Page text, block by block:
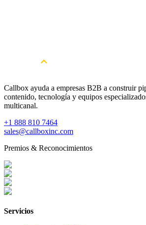
Callbox ayuda a empresas B2B a construir
contenido, tecnología y equipos
multicanal.
+1 888 810 7464
sales@callboxinc.com
Premios & Reconocimientos
Servicios